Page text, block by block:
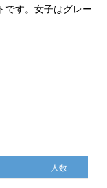
です。女子はグレー
人数